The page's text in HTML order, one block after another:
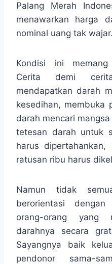
Palang Merah
menawarkan harga
nominal uang tak wajar.
Kondisi ini memang
Cerita demi
mendapatkan darah
kesedihan, membuka
darah mencari
tetesan darah untuk
harus dipertahankan,
ratusan ribu harus
Namun tidak
berorientasi
orang-orang yang
darahnya secara
Sayangnya baik
pendonor sama-